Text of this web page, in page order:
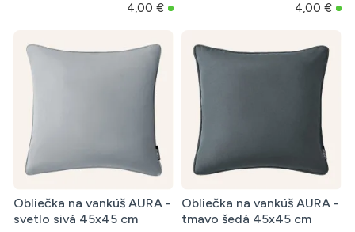
4,00 € 4,00 €
Obliečka na vankúš AURA -
svetlo sivá 45x45 cm
Obliečka na vankúš AURA -
tmavo šedá 45x45 cm